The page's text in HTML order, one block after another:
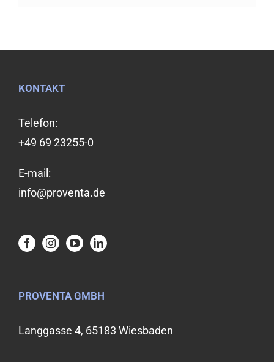
KONTAKT
Telefon:
+49 69 23255-0
E-mail:
info@proventa.de
PROVENTA GMBH
Langgasse 4, 65183 Wiesbaden